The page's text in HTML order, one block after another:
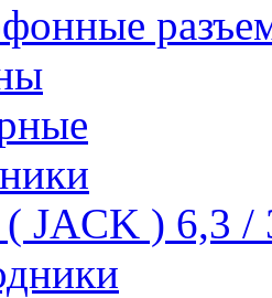
JACK ) 6,3 /